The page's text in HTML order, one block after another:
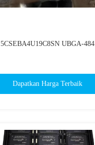
5CSEBA4U19C8SN UBGA-484
Dapatkan Harga Terbaik